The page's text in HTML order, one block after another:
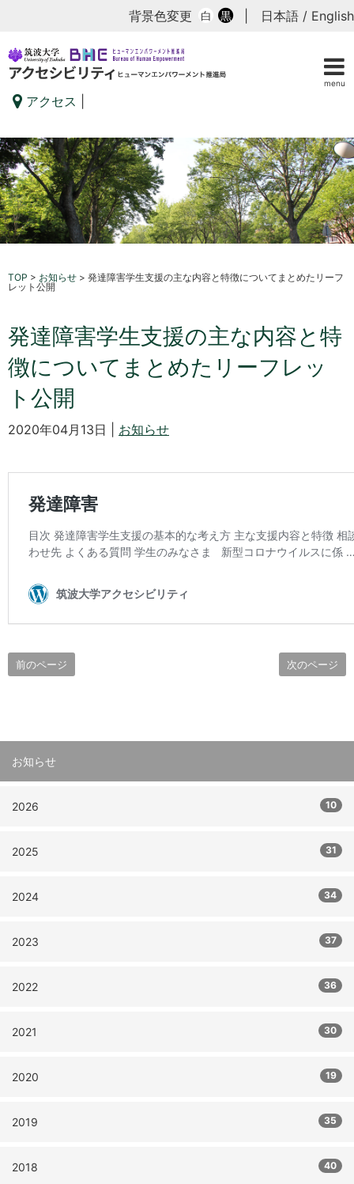
menu
背景色変更 白 黒 日本語 / English
アクセス
TOP > お知らせ > 発達障害学生支援の主な内容と特徴についてまとめたリーフ
レット公開
発達障害学生支援の主な内容と特
徴についてまとめたリーフレッ
ト公開
2020年04月13日 | お知らせ
前のページ 次のページ
お知らせ
2026 10
2025 31
2024 34
2023 37
2022 36
2021 30
2020 19
2019 35
2018 40